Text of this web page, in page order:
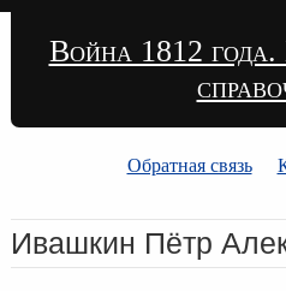
Война 1812 года.
Обратная связь
Ивашкин Пётр